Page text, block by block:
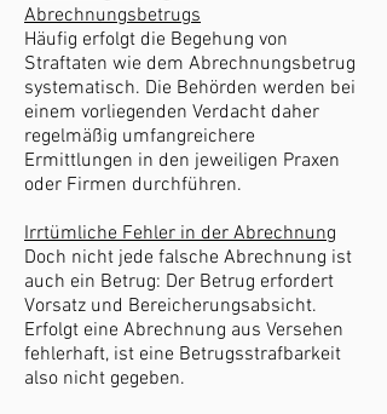
Abrechnungsbetrugs
Häufig erfolgt die Begehung von
Straftaten wie dem Abrechnungsbetrug
systematisch. Die Behörden werden bei
einem vorliegenden Verdacht daher
regelmäßig umfangreichere
Ermittlungen in den jeweiligen Praxen
oder Firmen durchführen.
Irrtümliche Fehler in der Abrechnung
Doch nicht jede falsche Abrechnung ist
auch ein Betrug: Der Betrug erfordert
Vorsatz und Bereicherungsabsicht.
Erfolgt eine Abrechnung aus Versehen
fehlerhaft, ist eine Betrugsstrafbarkeit
also nicht gegeben.